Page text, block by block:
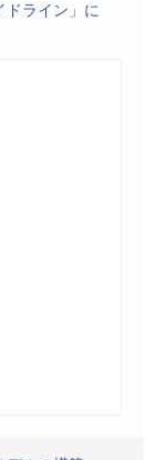
ドライン」に